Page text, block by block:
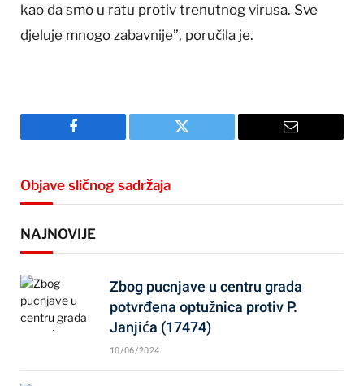
kao da smo u ratu protiv trenutnog virusa. Sve
djeluje mnogo zabavnije”, poručila je.
Facebook Twitter Email
Objave sličnog sadržaja
NAJNOVIJE
Zbog pucnjave u centru grada
potvrđena optužnica protiv P.
Janjića (17474)
10/06/2024